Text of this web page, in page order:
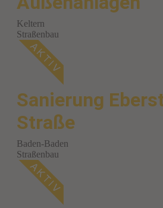
Keltern
Straßenbau
Sanierung
Straße
Baden-Baden
Straßenbau